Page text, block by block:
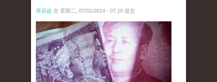
慕容超 在 星期二, 07/01/2014 - 07:16 提交
20140701_134644.jpg